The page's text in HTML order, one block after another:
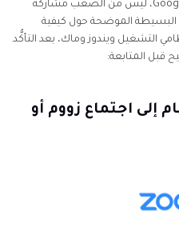
على غرار مشاركة الصوت على Google Meet، ليس من الصعب مشاركة
البسيطة الموضحة حول كيفية
التشغيل ويندوز وماك، بعد التأكُّد
المتابعة:
إلى اجتماع زووم أو